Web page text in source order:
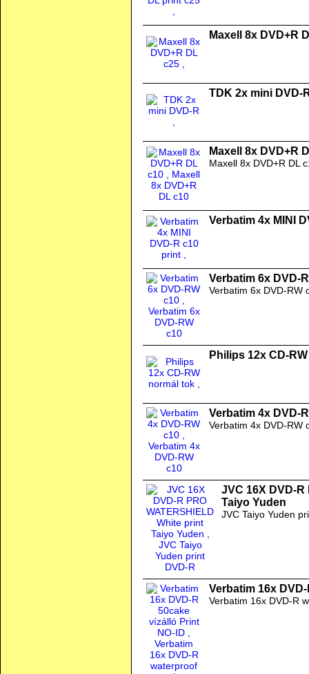
Maxell 8x DVD+R
TDK 2x mini DVD-
Maxell 8x DVD+R
Maxell 8x DVD+R DL
Verbatim 4x MINI
Verbatim 6x DVD-
Verbatim 6x DVD-RW
Philips 12x CD-
Verbatim 4x DVD-
Verbatim 4x DVD-RW
JVC 16X DVD-R
Taiyo Yuden
JVC Taiyo Yuden
Verbatim 16x
Verbatim 16x DVD-R